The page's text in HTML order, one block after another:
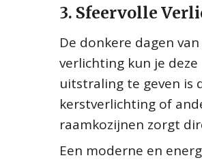
3. Sfeervolle
De donkere dagen
verlichting kun je
uitstraling te geven is
kerstverlichting of
raamkozijnen zorgt
Een moderne en